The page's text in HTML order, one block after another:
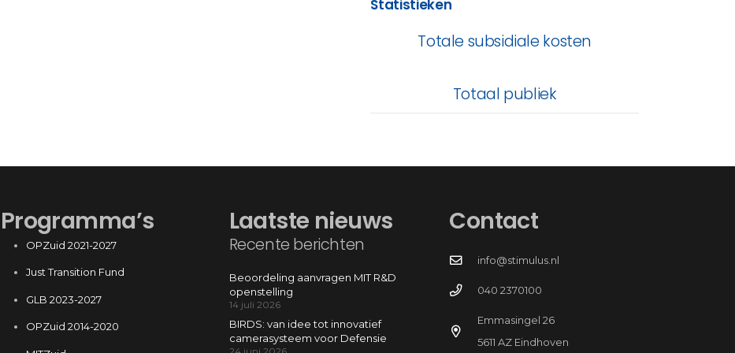
Statistieken
Totale subsidiale kosten
Totaal publiek
Programma’s
OPZuid 2021-2027
Just Transition Fund
GLB 2023-2027
OPZuid 2014-2020
Laatste nieuws
Recente berichten
Beoordeling aanvragen MIT R&D
openstelling
14 juli 2026
BIRDS: van idee tot innovatief
camerasysteem voor Defensie
Contact
info@stimulus.nl
040 2370100
Emmasingel 26
5611 AZ Eindhoven